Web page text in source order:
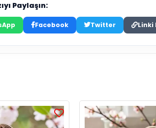
Paylaşın:
Facebook Twitter Linki